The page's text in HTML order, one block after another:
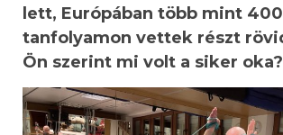
lett, Európában több mint 400
tanfolyamon vettek részt
Ön szerint mi volt a siker oka?